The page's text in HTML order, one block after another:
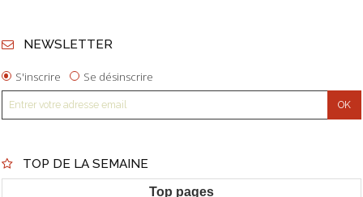
NEWSLETTER
S'inscrire Se désinscrire
TOP DE LA SEMAINE